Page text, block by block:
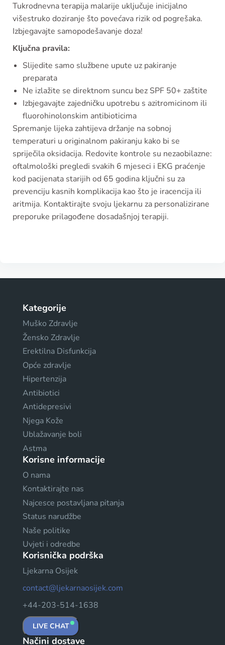
Tukrodnevna terapija malarije uključuje inicijalno
višestruko doziranje što povećava rizik od pogrešaka.
Izbjegavajte samopodešavanje doza!
Ključna pravila:
Slijedite samo službene upute uz pakiranje
preparata
Ne izlažite se direktnom suncu bez SPF 50+ zaštite
Izbjegavajte zajedničku upotrebu s azitromicinom ili
fluorohinolonskim antibioticima
Spremanje lijeka zahtijeva držanje na sobnoj
temperaturi u originalnom pakiranju kako bi se
spriječila oksidacija. Redovite kontrole su nezaobilazne:
oftalmološki pregledi svakih 6 mjeseci i EKG praćenje
kod pacijenata starijih od 65 godina ključni su za
prevenciju kasnih komplikacija kao što je iracencija ili
aritmija. Kontaktirajte svoju ljekarnu za personalizirane
preporuke prilagođene dosadašnjoj terapiji.
Kategorije
Muško Zdravlje
Žensko Zdravlje
Erektilna Disfunkcija
Opće zdravlje
Hipertenzija
Antibiotici
Antidepresivi
Njega Kože
Ublažavanje boli
Astma
Korisne informacije
O nama
Kontaktirajte nas
Najcesce postavljana pitanja
Status narudžbe
Naše politike
Uvjeti i odredbe
Korisnička podrška
Ljekarna Osijek
contact@ljekarnaosijek.com
+44-203-514-1638
LIVE CHAT
Načini dostave